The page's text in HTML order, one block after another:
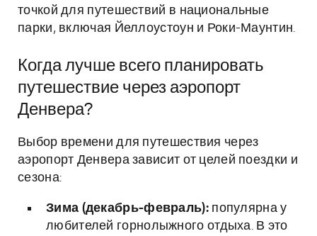
точкой для путешествий в национальные
парки, включая Йеллоустоун и Роки-Маунтин.
Когда лучше всего планировать
путешествие через аэропорт
Денвера?
Выбор времени для путешествия через
аэропорт Денвера зависит от целей поездки и
сезона:
Зима (декабрь-февраль):популярна у
любителей горнолыжного отдыха. В это